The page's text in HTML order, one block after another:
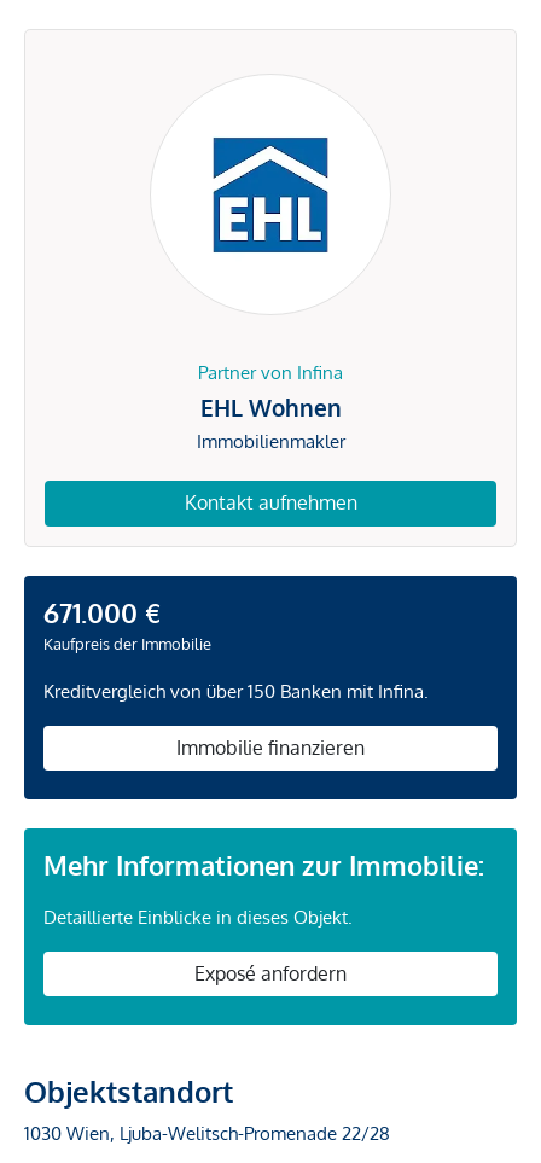
Partner von Infina
EHL Wohnen
Immobilienmakler
Kontakt aufnehmen
671.000 €
Kaufpreis der Immobilie
Kreditvergleich von über 150 Banken mit Infina.
Immobilie finanzieren
Mehr Informationen zur Immobilie:
Detaillierte Einblicke in dieses Objekt.
Exposé anfordern
Objektstandort
1030 Wien, Ljuba-Welitsch-Promenade 22/28